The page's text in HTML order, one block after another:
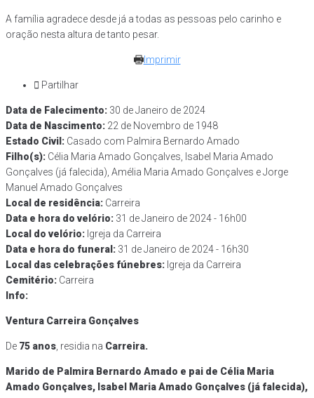
A família agradece desde já a todas as pessoas pelo carinho e
oração nesta altura de tanto pesar.
Imprimir
Partilhar
Data de Falecimento​: 30 de Janeiro de 2024
Data de Nascimento​: 22 de Novembro de 1948
Estado Civil: Casado com Palmira Bernardo Amado
Filho(s): Célia Maria Amado Gonçalves, Isabel Maria Amado
Gonçalves (já falecida), Amélia Maria Amado Gonçalves e Jorge
Manuel Amado Gonçalves
Local de residência: Carreira
Data e hora do velório: 31 de Janeiro de 2024 - 16h00
Local do velório: Igreja da Carreira
Data e hora do funeral​: 31 de Janeiro de 2024 - 16h30
Local das celebrações fúnebres: Igreja da Carreira
Cemitério: Carreira
Info:
Ventura Carreira Gonçalves
De 75 anos , residia na Carreira.
Marido de Palmira Bernardo Amado e pai de Célia Maria
Amado Gonçalves, Isabel Maria Amado Gonçalves (já falecida),